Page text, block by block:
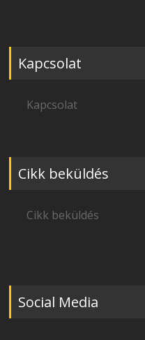
Kapcsolat
Kapcsolat
Cikk beküldés
Cikk beküldés
Social Media